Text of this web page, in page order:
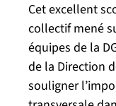
Cet excellent
collectif mené
équipes de la
de la Direction
souligner